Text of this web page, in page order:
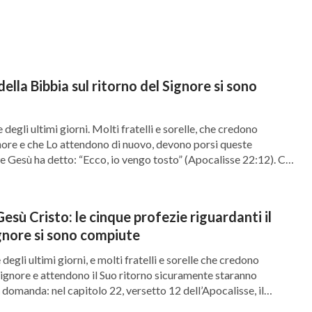
la vita dell’uomo. Questo adempie le
il Figliuol dell’uomo verrà”(Matteo 24:44). “
sa, neppur gli angeli nel cielo, né il Figliuolo,
menzionano “come un ladro” e “Ma quant’è
il Signore profetizzò che sarebbe venuto
in modo nascosto e non è facile da vedere.
e Lo conosceremo. Se così è, le parole
al quell’ora, nessuno li sa
solo quando Dio Si incarna come Figlio
non saprà” potrà essere compiuta. Proprio
Bibbia sul ritorno del Signore si sono
degli ultimi giorni. Molti fratelli e sorelle, che credono
e che Lo attendono di nuovo, devono porsi queste
Gesù ha detto: “Ecco, io vengo tosto” (Apocalisse 22:12). Ci
Cristo: le cinque profezie riguardanti il
si sono compiute
degli ultimi giorni, e molti fratelli e sorelle che credono
e attendono il Suo ritorno sicuramente staranno
nel capitolo 22, versetto 12 dell’Apocalisse, il